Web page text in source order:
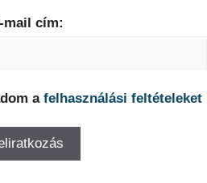
mail cím:
a felhasználási feltételeket